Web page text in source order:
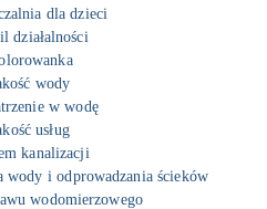
dla dzieci
działalności
wody
w wodę
usług
kanalizacji
wody i odprowadzania ścieków
wodomierzowego